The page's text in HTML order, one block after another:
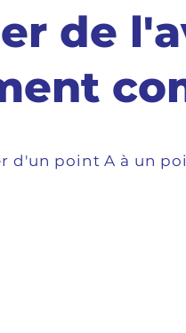
de
d'un point A à un